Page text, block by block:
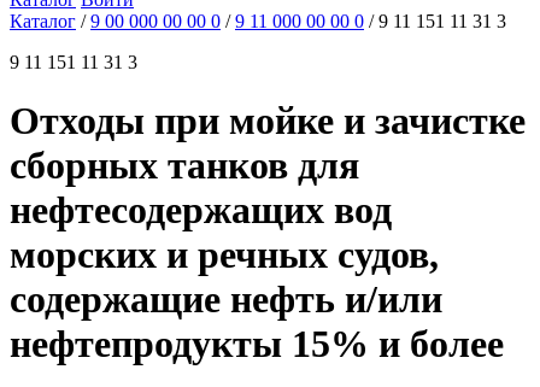
Каталог / 9 00 000 00 00 0 / 9 11 000 00 00 0 / 9 11 151 11 31 3
9 11 151 11 31 3
Отходы при мойке и зачистке
сборных танков для
нефтесодержащих вод
морских и речных судов,
содержащие нефть и/или
нефтепродукты 15% и более